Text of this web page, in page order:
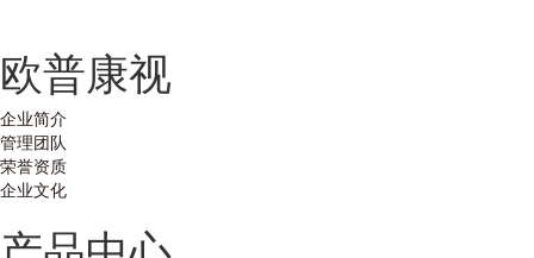
欧普康视
企业简介
管理团队
荣誉资质
企业文化